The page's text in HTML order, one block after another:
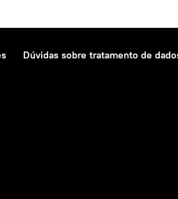
Dúvidas sobre tratamento de